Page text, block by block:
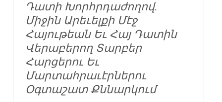
Դատի Խորհրդաժողով.
Միջին Արեւելքի Մէջ
Հայութեան Եւ Հայ Դատին
Վերաբերող Տարբեր
Հարցերու Եւ
Մարտահրաւէրներու
Օգտաշատ Քննարկում